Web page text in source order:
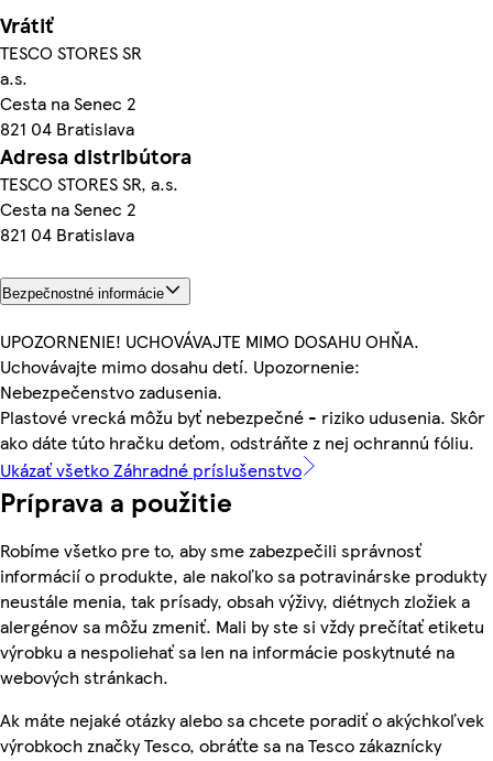
Vrátiť
TESCO STORES SR
a.s.
Cesta na Senec 2
821 04 Bratislava
Adresa distribútora
TESCO STORES SR, a.s.
Cesta na Senec 2
821 04 Bratislava
Bezpečnostné informácie
UPOZORNENIE! UCHOVÁVAJTE MIMO DOSAHU OHŇA.
Uchovávajte mimo dosahu detí. Upozornenie:
Nebezpečenstvo zadusenia.
Plastové vrecká môžu byť nebezpečné - riziko udusenia. Skôr
ako dáte túto hračku deťom, odstráňte z nej ochrannú fóliu.
Ukázať všetko Záhradné príslušenstvo
Príprava a použitie
Robíme všetko pre to, aby sme zabezpečili správnosť
informácií o produkte, ale nakoľko sa potravinárske produkty
neustále menia, tak prísady, obsah výživy, diétnych zložiek a
alergénov sa môžu zmeniť. Mali by ste si vždy prečítať etiketu
výrobku a nespoliehať sa len na informácie poskytnuté na
webových stránkach.
Ak máte nejaké otázky alebo sa chcete poradiť o akýchkoľvek
výrobkoch značky Tesco, obráťte sa na Tesco zákaznícky